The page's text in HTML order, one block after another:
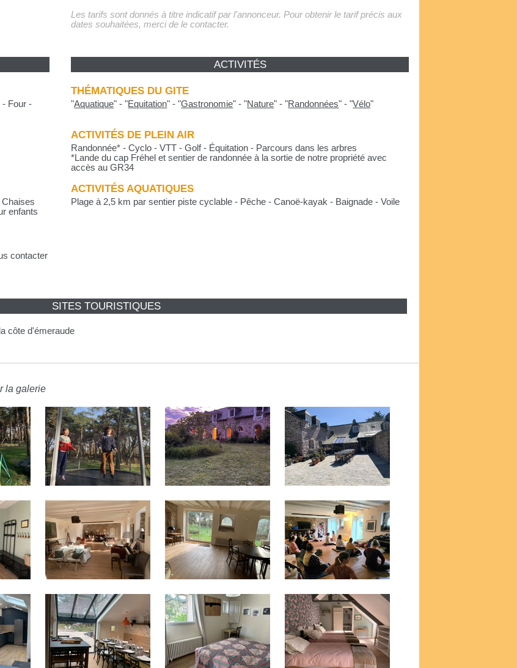
Les tarifs sont donnés à titre indicatif par l'annonceur. Pour obtenir le tarif précis aux
dates souhaitées, merci de le contacter.
- Four -
enfants
contacter
ACTIVITÉS
THÉMATIQUES DU GITE
"Aquatique" -"Equitation" -"Gastronomie" -"Nature" -"Randonnées" -"Vélo"
ACTIVITÉS DE PLEIN AIR
Randonnée* - Cyclo - VTT - Golf - Équitation - Parcours dans les arbres
*Lande du cap Fréhel et sentier de randonnée à la sortie de notre propriété avec
accès au GR34
ACTIVITÉS AQUATIQUES
Plage à 2,5 km par sentier piste cyclable - Pêche - Canoë-kayak - Baignade - Voile
SITES TOURISTIQUES
côte d'émeraude
la galerie